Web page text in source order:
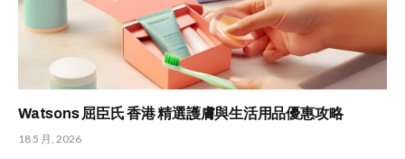
Watsons 屈臣氏 香港 精選護膚與生活用品優惠攻略
18 5 月, 2026